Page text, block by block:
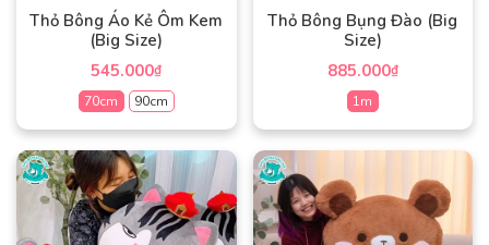
Thỏ Bông Áo Kẻ Ôm Kem
(Big Size)
545.000₫
70cm
90cm
Sản
phẩm
này
có
nhiều
Thỏ Bông Bụng Đào (Big
Size)
885.000₫
1m
Sản
nhiều